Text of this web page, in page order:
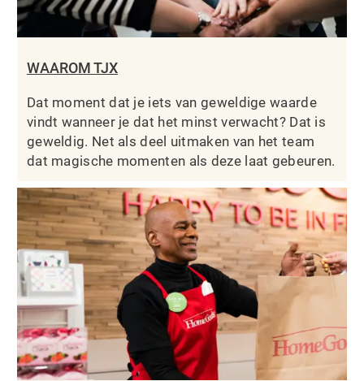
WAAROM TJX
Dat moment dat je iets van geweldige waarde
vindt wanneer je dat het minst verwacht? Dat is
geweldig. Net als deel uitmaken van het team
dat magische momenten als deze laat gebeuren.